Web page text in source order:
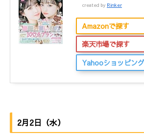
created by Rinker
Amazonで探す
楽天市場で探す
Yahooショッピン
2月2日（水）